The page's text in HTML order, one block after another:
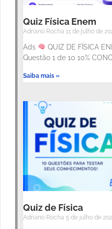
Quiz Física Enem
Adriano Rocha 11 de julho de
Ads
QUIZ DE FÍSICA
Questão 1 de 10 10%
Saiba mais »
Quiz de Física
Adriano Rocha 5 de julho de